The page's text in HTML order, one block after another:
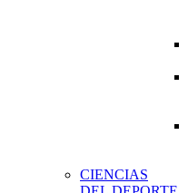
CIENCIAS